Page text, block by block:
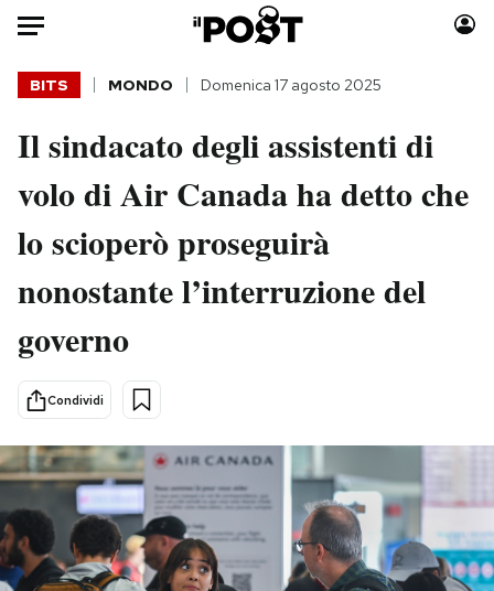
Auto
HOME
Italia
Politica
Tecnologia
Scienza
Economia
Moda
Consumismi
Storie/Idee
PODCAST
BITS MONDO Domenica 17 agosto 2025
Il sindacato degli assistenti di
volo di Air Canada ha detto che
lo scioperò proseguirà
nonostante l’interruzione del
governo
Condividi